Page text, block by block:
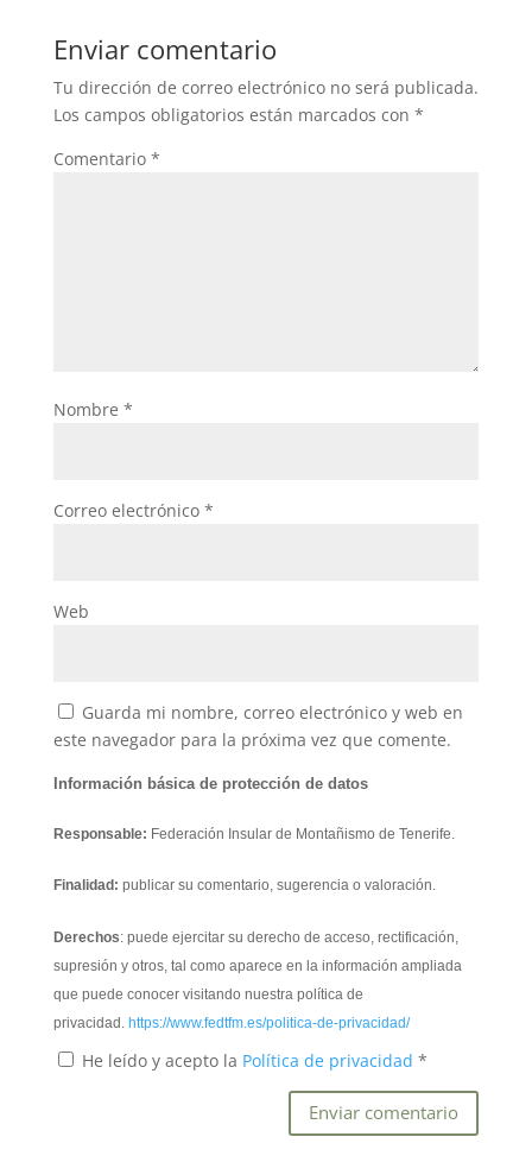
b
o
o
k
A
p
p
Enviar comentario
Tu dirección de correo electrónico no será publicada.
Los campos obligatorios están marcados con *
Comentario *
Nombre *
Correo electrónico *
Web
Guarda mi nombre, correo electrónico y web en
este navegador para la próxima vez que comente.
Información básica de protección de datos
Responsable: Federación Insular de Montañismo de Tenerife.
Finalidad: publicar su comentario, sugerencia o valoración.
Derechos: puede ejercitar su derecho de acceso, rectificación,
supresión y otros, tal como aparece en la información ampliada
que puede conocer visitando nuestra política de
privacidad. https://www.fedtfm.es/politica-de-privacidad/
He leído y acepto la Política de privacidad *